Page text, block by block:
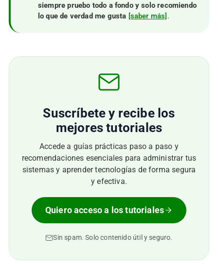
siempre pruebo todo a fondo y solo recomiendo
lo que de verdad me gusta [saber más] .
Suscríbete y recibe los
mejores tutoriales
Accede a guías prácticas paso a paso y
recomendaciones esenciales para administrar tus
sistemas y aprender tecnologías de forma segura
y efectiva.
Quiero acceso a los tutoriales
Sin spam. Solo contenido útil y seguro.